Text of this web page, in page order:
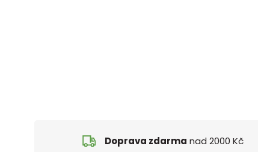
Doprava zdarma nad 2000 Kč